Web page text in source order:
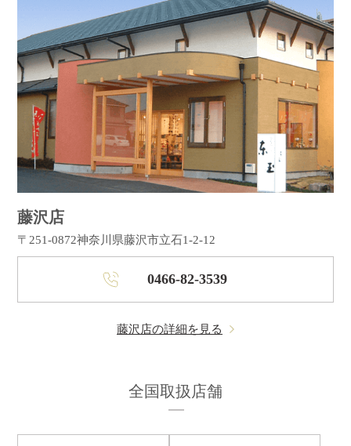
藤沢店
〒251-0872神奈川県藤沢市立石1-2-12
0466-82-3539
藤沢店の詳細を見る
全国取扱店舗